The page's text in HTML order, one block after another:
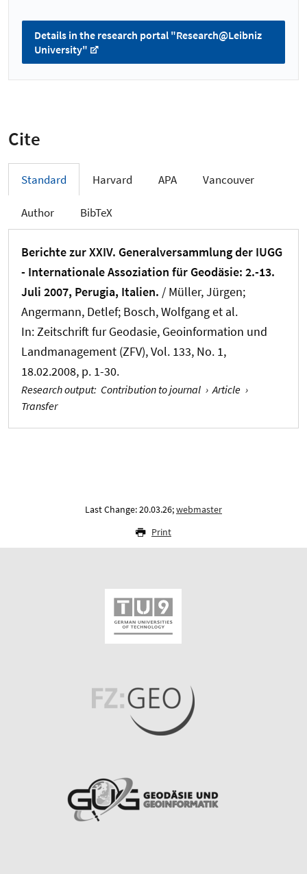
Details in the research portal "Research@Leibniz
University"
Cite
Standard Harvard APA Vancouver
Author BibTeX
Berichte zur XXIV. Generalversammlung der IUGG
- Internationale Assoziation für Geodäsie: 2.-13.
Juli 2007, Perugia, Italien. / Müller, Jürgen;
Angermann, Detlef; Bosch, Wolfgang et al.
In:Zeitschrift fur Geodasie, Geoinformation und
Landmanagement (ZFV), Vol. 133, No. 1,
18.02.2008, p. 1-30.
Research output: Contribution to journal › Article ›
Transfer
Last Change: 20.03.26;webmaster
Print